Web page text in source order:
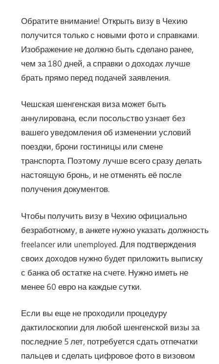
Обратите внимание! Открыть визу в Чехию
получится только с новыми фото и справками.
Изображение не должно быть сделано ранее,
чем за 180 дней, а справки о доходах лучше
брать прямо перед подачей заявления.
Чешская шенгенская виза может быть
аннулирована, если посольство узнает без
вашего уведомления об изменении условий
поездки, брони гостиницы или смене
транспорта. Поэтому лучше всего сразу делать
настоящую бронь, и не отменять её после
получения документов.
Чтобы получить визу в Чехию официально
безработному, в анкете нужно указать должность
freelancer или unemployed. Для подтверждения
своих доходов нужно будет приложить выписку
с банка об остатке на счете. Нужно иметь не
менее 60 евро на каждые сутки.
Если вы еще не проходили процедуру
дактилоскопии для любой шенгенской визы за
последние 5 лет, потребуется сдать отпечатки
пальцев и сделать цифровое фото в визовом